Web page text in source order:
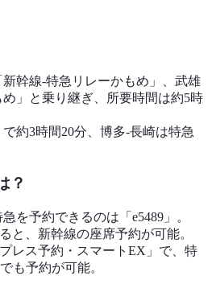
幹線‐特急リレーかもめ」、武雄
」と乗り継ぎ、所要時間は約5時
約3時間20分、博多-長崎は特急
？
を予約できるのは「e5489」。
と、新幹線の座席予約が可能。
レス予約・スマートEX」で、特
も予約が可能。